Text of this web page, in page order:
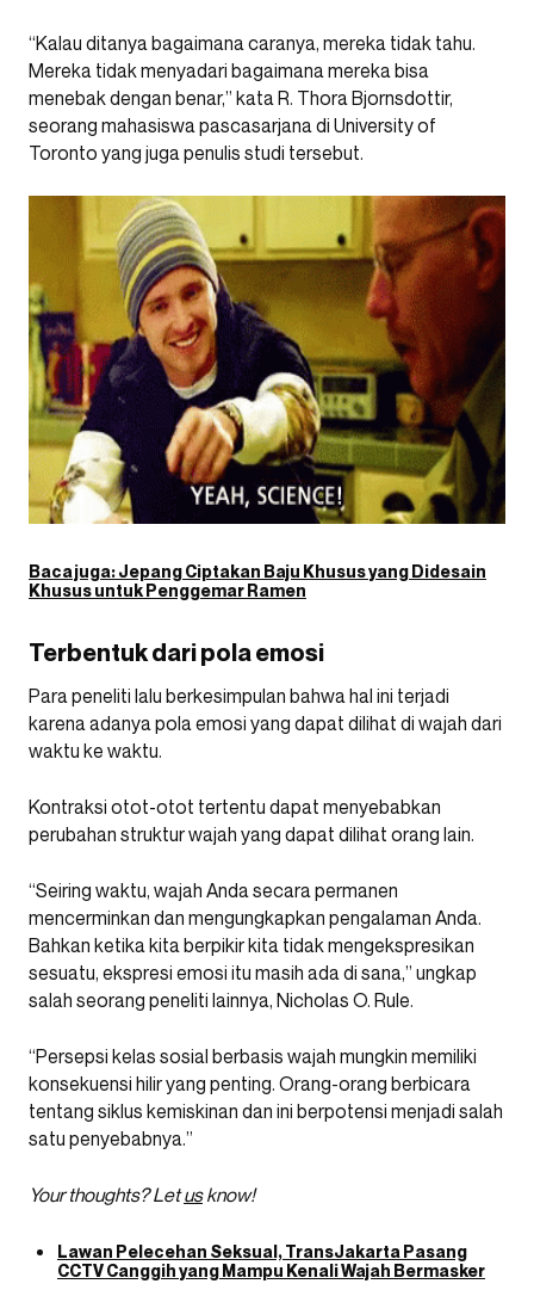
“Kalau ditanya bagaimana caranya, mereka tidak tahu.
Mereka tidak menyadari bagaimana mereka bisa
menebak dengan benar,” kata R. Thora Bjornsdottir,
seorang mahasiswa pascasarjana di University of
Toronto yang juga penulis studi tersebut.
Baca juga:Jepang Ciptakan Baju Khusus yang Didesain
Khusus untuk Penggemar Ramen
Terbentuk dari pola emosi
Para peneliti lalu berkesimpulan bahwa hal ini terjadi
karena adanya pola emosi yang dapat dilihat di wajah dari
waktu ke waktu.
Kontraksi otot-otot tertentu dapat menyebabkan
perubahan struktur wajah yang dapat dilihat orang lain.
“Seiring waktu, wajah Anda secara permanen
mencerminkan dan mengungkapkan pengalaman Anda.
Bahkan ketika kita berpikir kita tidak mengekspresikan
sesuatu, ekspresi emosi itu masih ada di sana,” ungkap
salah seorang peneliti lainnya, Nicholas O. Rule.
“Persepsi kelas sosial berbasis wajah mungkin memiliki
konsekuensi hilir yang penting. Orang-orang berbicara
tentang siklus kemiskinan dan ini berpotensi menjadi salah
satu penyebabnya.”
Your thoughts? Letusknow!
Lawan Pelecehan Seksual, TransJakarta Pasang
CCTV Canggih yang Mampu Kenali Wajah Bermasker